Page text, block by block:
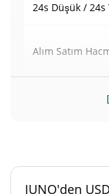
24s Düşük / 24s
Alım Satım
Hacim / Piyasa
Piyasa
JUNO'den